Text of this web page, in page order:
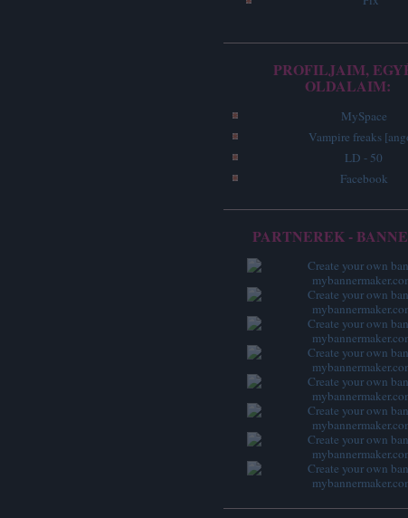
PROFILJAIM,
OLDALAIM:
MySpace
Vampire freaks
LD - 50
Facebook
PARTNEREK -